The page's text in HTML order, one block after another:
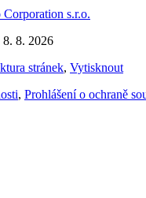
s.r.o.
8. 8. 2026
stránek, Vytisknout
, Prohlášení o ochraně